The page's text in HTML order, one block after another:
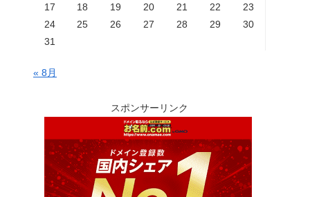
17
18 19 20 21 22
23
24
25 26 27 28 29
30
31
« 8月
スポンサーリンク